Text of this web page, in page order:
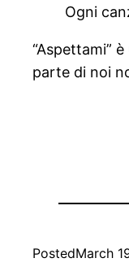
Ogni
“Aspettami”
parte di noi
PostedMarch